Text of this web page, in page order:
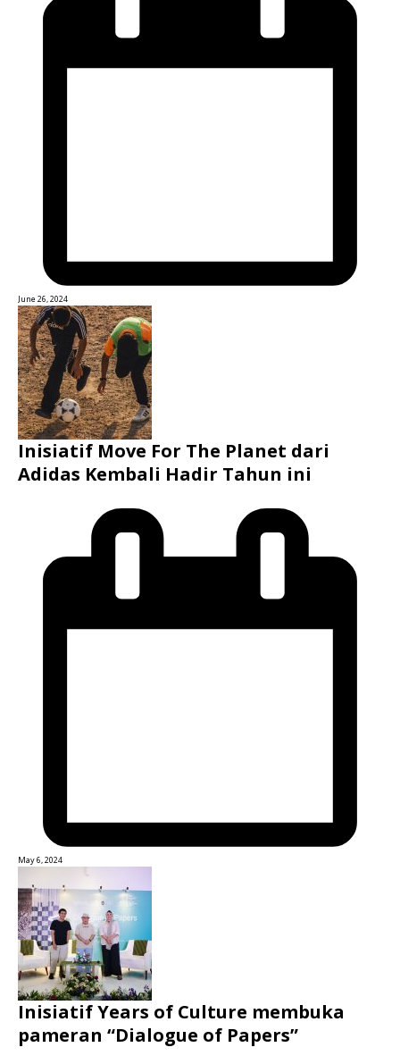
June 26, 2024
Inisiatif Move For The Planet dari
Adidas Kembali Hadir Tahun ini
May 6, 2024
Inisiatif Years of Culture membuka
pameran “Dialogue of Papers”